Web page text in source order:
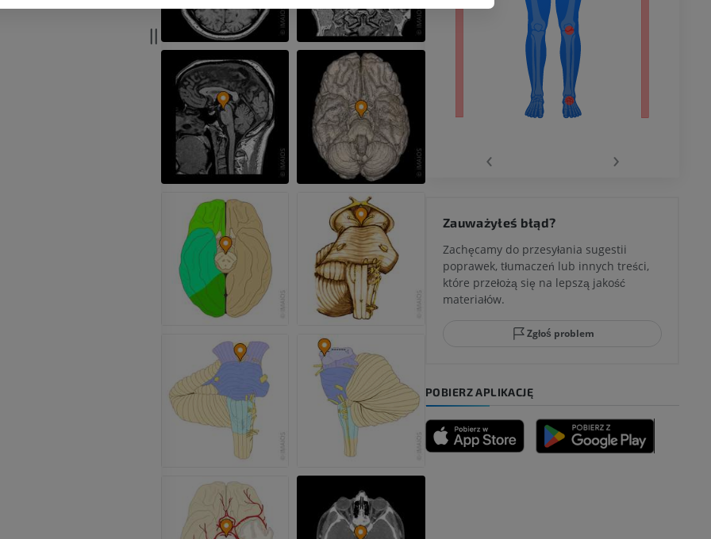
RTG kończyny górnej
Obraz MRI stawu
biodrowego
PREMIUM
Obraz MRI stawu
kolanowego
RM
Artrografia TK kolana
Artrogram TK
PREMIUM
RM kostki i kości stępu
RM
RM przodostopia
PREMIUM
Obraz CTA kończyny dolnej
TK
Tętnice i kości nogi
‹ ›
Zauważyłeś błąd?
Zachęcamy do przesyłania sugestii
poprawek, tłumaczeń lub innych treści,
które przełożą się na lepszą jakość
materiałów.
Zgłoś problem
POBIERZ APLIKACJĘ